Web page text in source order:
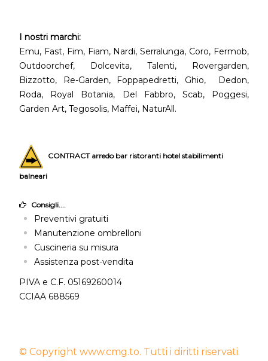
I nostri marchi:
Emu, Fast, Fim, Fiam, Nardi, Serralunga, Coro, Fermob,
Outdoorchef, Dolcevita, Talenti, Rovergarden,
Bizzotto, Re-Garden, Foppapedretti, Ghio, Dedon,
Roda, Royal Botania, Del Fabbro, Scab, Poggesi,
Garden Art, Tegosolis, Maffei, NaturAll.
CONTRACT arredo bar ristoranti hotel stabilimenti
balneari
Consigli....
Preventivi gratuiti
Manutenzione ombrelloni
Cuscineria su misura
Assistenza post-vendita
PIVA e C.F. 05169260014
CCIAA 688569
© Copyright www.cmg.to. Tutti i diritti riservati.